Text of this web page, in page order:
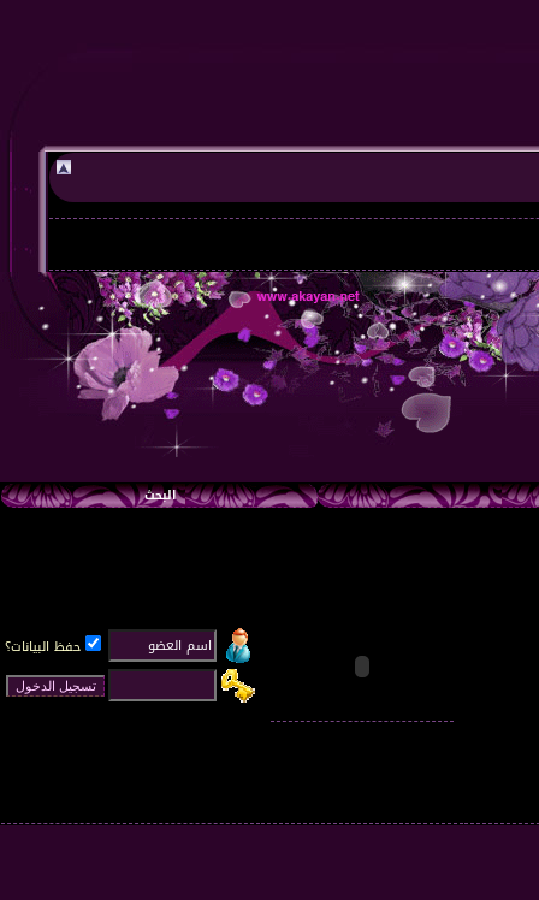
البحث
حفظ البيانات؟